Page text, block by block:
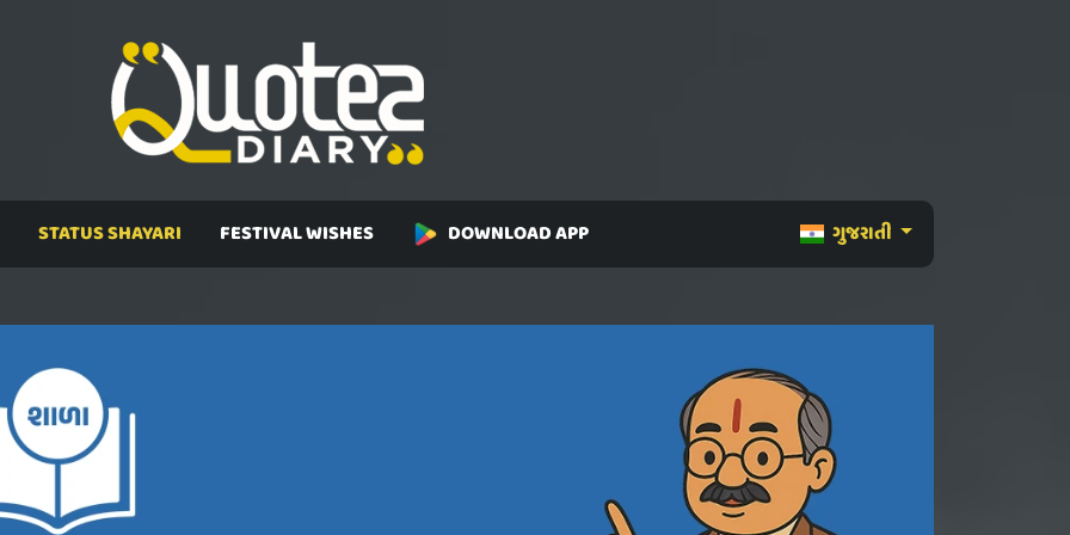
ગુજરાતી
STATUS SHAYARI FESTIVAL WISHES DOWNLOAD APP